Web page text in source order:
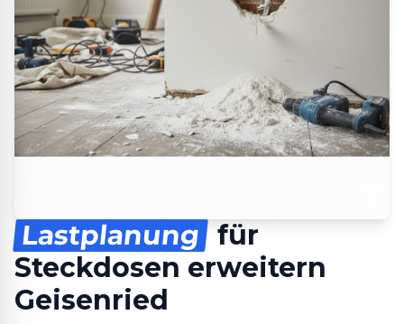
Lastplanung für
Steckdosen erweitern
Geisenried